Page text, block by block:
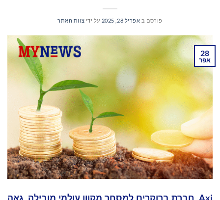
פורסם ב אפריל 28, 2025 על ידי צוות האתר
28
אפר
Axi, חברת ברוקרים למסחר מקוון עולמי מובילה, גאה